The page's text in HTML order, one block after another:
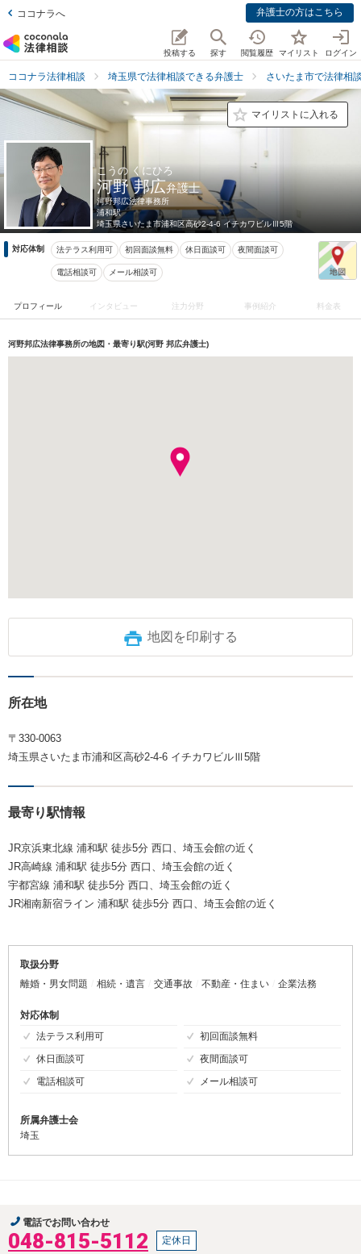
ココナラへ 弁護士の方はこちら
投稿する 探す 閲覧履歴 マイリスト ログイン
ココナラ法律相談 埼玉県で法律相談できる弁護士 さいたま市で法律相
マイリストに入れる
こうの くにひろ
河野 邦広弁護士
河野邦広法律事務所
浦和駅
埼玉県さいたま市浦和区高砂2-4-6 イチカワビルⅢ5階
対応体制 法テラス利用可 初回面談無料 休日面談可 夜間面談可
電話相談可 メール相談可
プロフィール インタビュー 注力分野 事例紹介 料金表
河野邦広法律事務所の地図・最寄り駅(河野 邦広弁護士)
地図を印刷する
所在地
〒330-0063
埼玉県さいたま市浦和区高砂2-4-6 イチカワビルⅢ5階
最寄り駅情報
JR京浜東北線 浦和駅 徒歩5分 西口、埼玉会館の近く
JR高崎線 浦和駅 徒歩5分 西口、埼玉会館の近く
宇都宮線 浦和駅 徒歩5分 西口、埼玉会館の近く
JR湘南新宿ライン 浦和駅 徒歩5分 西口、埼玉会館の近く
取扱分野
離婚・男女問題
相続・遺言 交通事故 不動産・住まい 企業法務
対応体制
法テラス利用可
初回面談無料
休日面談可
夜間面談可
電話相談可
メール相談可
所属弁護士会
埼玉
電話でお問い合わせ
048-815-5112 定休日